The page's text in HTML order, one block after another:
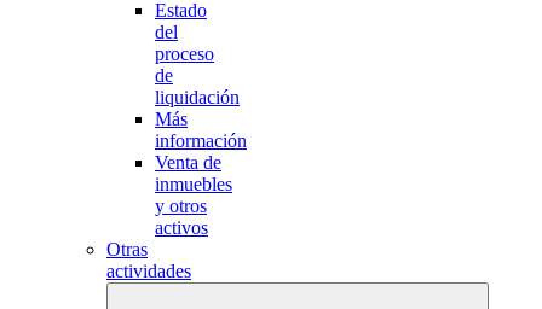
Estado
del
proceso
de
liquidación
Más
información
Venta de
inmuebles
y otros
activos
Otras
actividades